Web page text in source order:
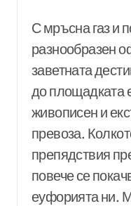
С мръсна газ и
разнообразен
заветната
до площадката
живописен и
превоза.
препядствия
повече се
еуфорията ни.